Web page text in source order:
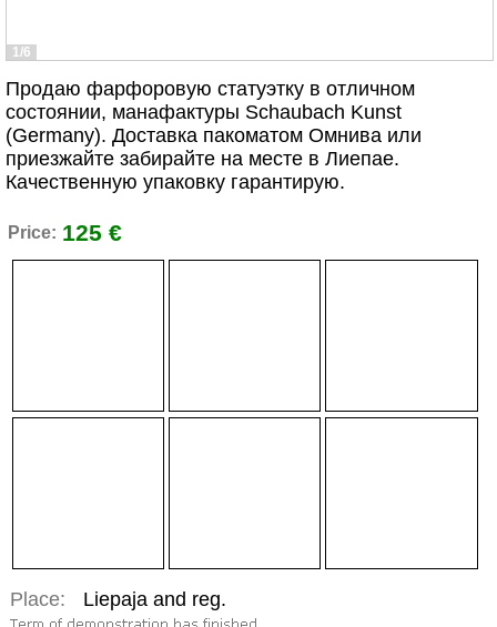
1/6
Продаю фарфоровую статуэтку в отличном
состоянии, манафактуры Schaubach Kunst
(Germany). Доставка пакоматом Омнива или
приезжайте забирайте на месте в Лиепае.
Качественную упаковку гарантирую.
Price: 125 €
Place: Liepaja and reg.